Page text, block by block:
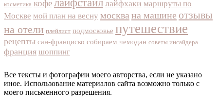
косметика кофелайфстайл лайфхаки маршруты по
Москве мой план на весну москва на машине отзывы
на отели плейлист подмосковье путешествие
рецепты сан-франциско собираем чемодан советы инсайдера
франция шоппинг
Все тексты и фотографии моего авторства, если не указано
иное. Использование материалов сайта возможно только с
моего письменного разрешения.